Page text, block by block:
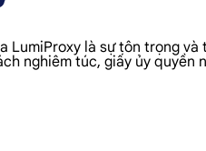
LumiProxy là sự tôn trọng
nghiêm túc, giấy ủy quyền